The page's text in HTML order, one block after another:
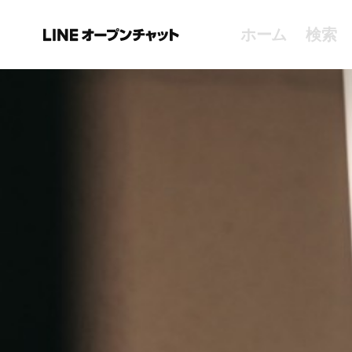
ホーム 検索